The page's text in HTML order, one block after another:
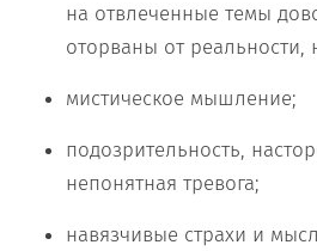
на отвлеченные темы
оторваны от реальности,
мистическое мышление;
подозрительность,
непонятная тревога;
навязчивые страхи и